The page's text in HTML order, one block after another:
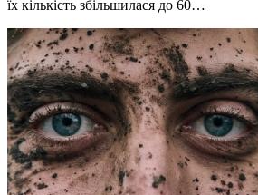
їх кількість збільшилася до 60…